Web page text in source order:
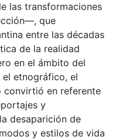
las transformaciones
que
entre las décadas
de la realidad
en el ámbito del
etnográfico, el
en referente
y
desaparición de
y estilos de vida